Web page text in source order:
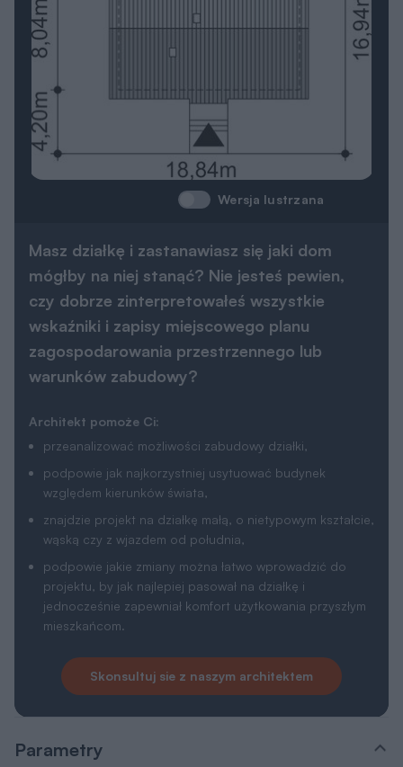
Wersja lustrzana
Masz działkę i zastanawiasz się jaki dom
mógłby na niej stanąć? Nie jesteś pewien,
czy dobrze zinterpretowałeś wszystkie
wskaźniki i zapisy miejscowego planu
zagospodarowania przestrzennego lub
warunków zabudowy?
Architekt pomoże Ci:
przeanalizować możliwości zabudowy działki,
podpowie jak najkorzystniej usytuować budynek
względem kierunków świata,
znajdzie projekt na działkę małą, o nietypowym kształcie,
wąską czy z wjazdem od południa,
podpowie jakie zmiany można łatwo wprowadzić do
projektu, by jak najlepiej pasował na działkę i
jednocześnie zapewniał komfort użytkowania przyszłym
mieszkańcom.
Skonsultuj sie z naszym architektem
Parametry